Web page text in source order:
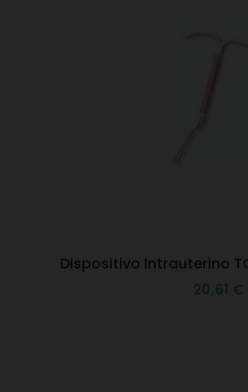
Dispositivo Intrauterino
20,61 €